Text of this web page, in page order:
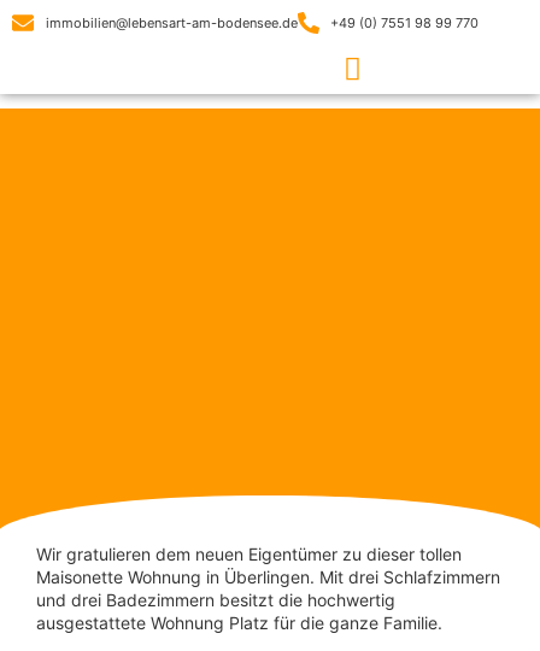
immobilien@lebensart-am-bodensee.de +49 (0) 7551 98 99 770
Ein himmlisches Nest mit
Wir gratulieren dem neuen Eigentümer zu dieser tollen
Maisonette Wohnung in Überlingen. Mit drei Schlafzimmern
und drei Badezimmern besitzt die hochwertig
ausgestattete Wohnung Platz für die ganze Familie.